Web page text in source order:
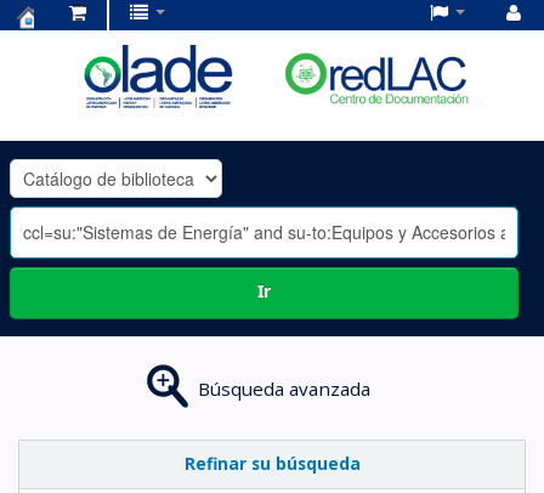
OLADE
-
Ir
Búsqueda avanzada
Refinar su búsqueda